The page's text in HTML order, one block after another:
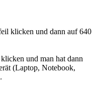
klicken und dann auf 640
klicken und man hat dann
(Laptop, Notebook,